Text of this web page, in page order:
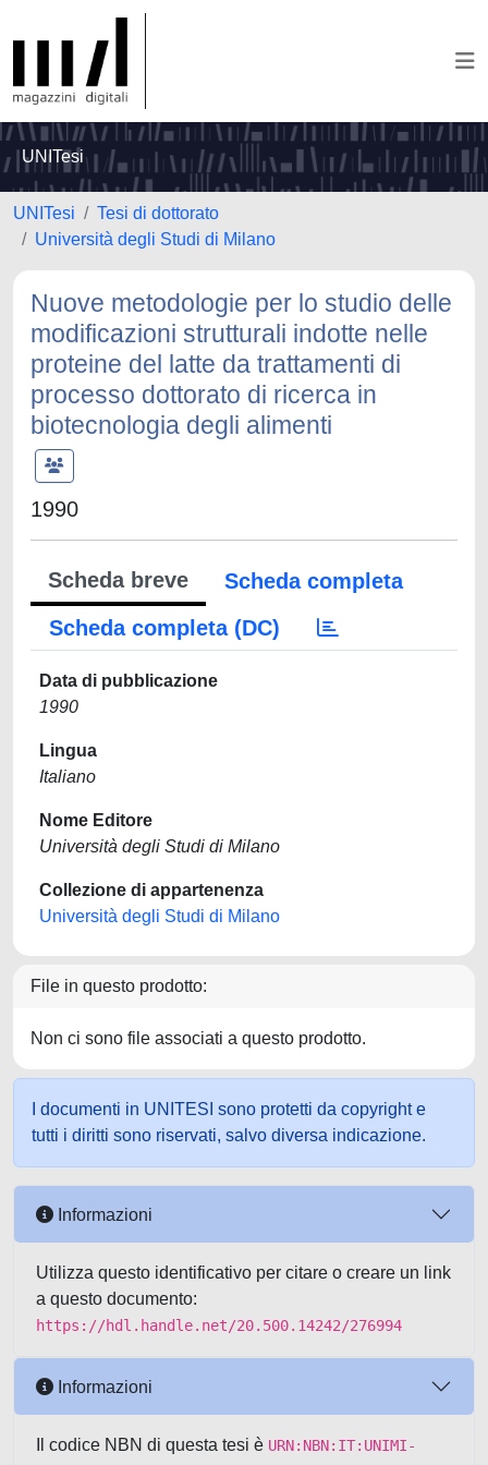
UNITesi
UNITesi
Tesi di dottorato
Università degli Studi di Milano
Nuove metodologie per lo studio delle
modificazioni strutturali indotte nelle
proteine del latte da trattamenti di
processo dottorato di ricerca in
biotecnologia degli alimenti
1990
Scheda breve
Scheda completa
Scheda completa (DC)
Data di pubblicazione
1990
Lingua
Italiano
Nome Editore
Università degli Studi di Milano
Collezione di appartenenza
Università degli Studi di Milano
File in questo prodotto:
Non ci sono file associati a questo prodotto.
I documenti in UNITESI sono protetti da copyright e
tutti i diritti sono riservati, salvo diversa indicazione.
Informazioni
Utilizza questo identificativo per citare o creare un link
a questo documento:
https://hdl.handle.net/20.500.14242/276994
Informazioni
Il codice NBN di questa tesi è URN:NBN:IT:UNIMI-